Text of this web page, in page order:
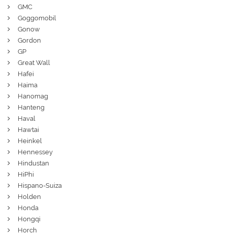
GMC
Goggomobil
Gonow
Gordon
GP
Great Wall
Hafei
Haima
Hanomag
Hanteng
Haval
Hawtai
Heinkel
Hennessey
Hindustan
HiPhi
Hispano-Suiza
Holden
Honda
Hongqi
Horch